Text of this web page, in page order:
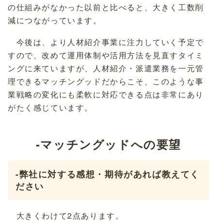
の仕組みがなかった以前と比べると、大きく工数削
減につながっています。
今後は、より人材紹介事業に注力していく予定で
すので、改めて運用体制や活用方法を見直すタイミ
ングに来ていますが、人材紹介・派遣業務を一元管
理できるマッチングッドだからこそ、このような事
業戦略の変化にも柔軟に対応できる点は非常にあり
がたく感じています。
-マッチングッドへの要望
-弊社に対する感想・期待があれば教えてく
ださい
大きくわけて2点あります。